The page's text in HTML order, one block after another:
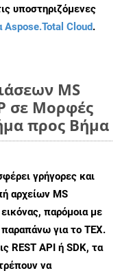
υποστηριζόμενες
Aspose.Total Cloud.
MS
σε Μορφές
προς Βήμα
γρήγορες και
αρχείων MS
παρόμοια με
παραπάνω για το TEX.
REST API ή SDK, τα
να